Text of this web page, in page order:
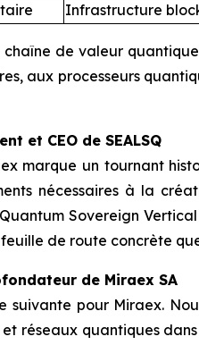
Infrastructure
chaîne de valeur
aux processeurs
et CEO de SEALSQ
marque un tournant
nécessaires à la
Sovereign
de route concrète
de Miraex SA
suivante pour Miraex.
réseaux quantiques